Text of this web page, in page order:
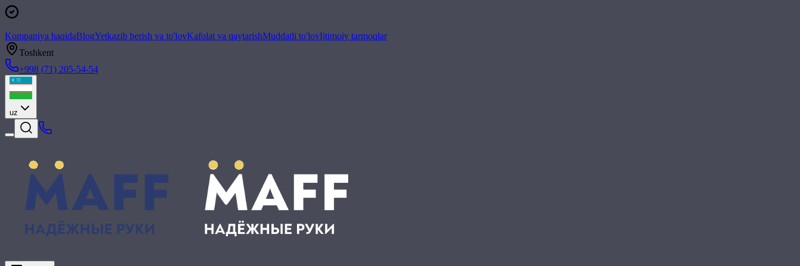
Kompaniya haqidaBlogYetkazib berish va to'lovKafolat va qaytarishMuddatli to'lovIjtimoiy tarmoqlar
Toshkent
+998 (71) 205-54-54
uz